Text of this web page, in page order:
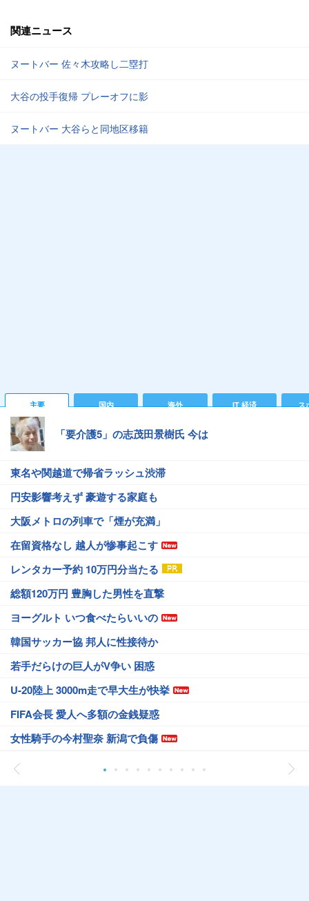
関連ニュース
ヌートバー 佐々木攻略し二塁打
大谷の投手復帰 プレーオフに影
ヌートバー 大谷らと同地区移籍
主要 国内 海外 IT 経済 ス
「要介護5」の志茂田景樹氏 今は
東名や関越道で帰省ラッシュ渋滞
円安影響考えず 豪遊する家庭も
大阪メトロの列車で「煙が充満」
在留資格なし 越人が惨事起こす
レンタカー予約 10万円分当たる
総額120万円 豊胸した男性を直撃
ヨーグルト いつ食べたらいいの
韓国サッカー協 邦人に性接待か
若手だらけの巨人がV争い 困惑
U-20陸上 3000m走で早大生が快挙
FIFA会長 愛人へ多額の金銭疑惑
女性騎手の今村聖奈 新潟で負傷